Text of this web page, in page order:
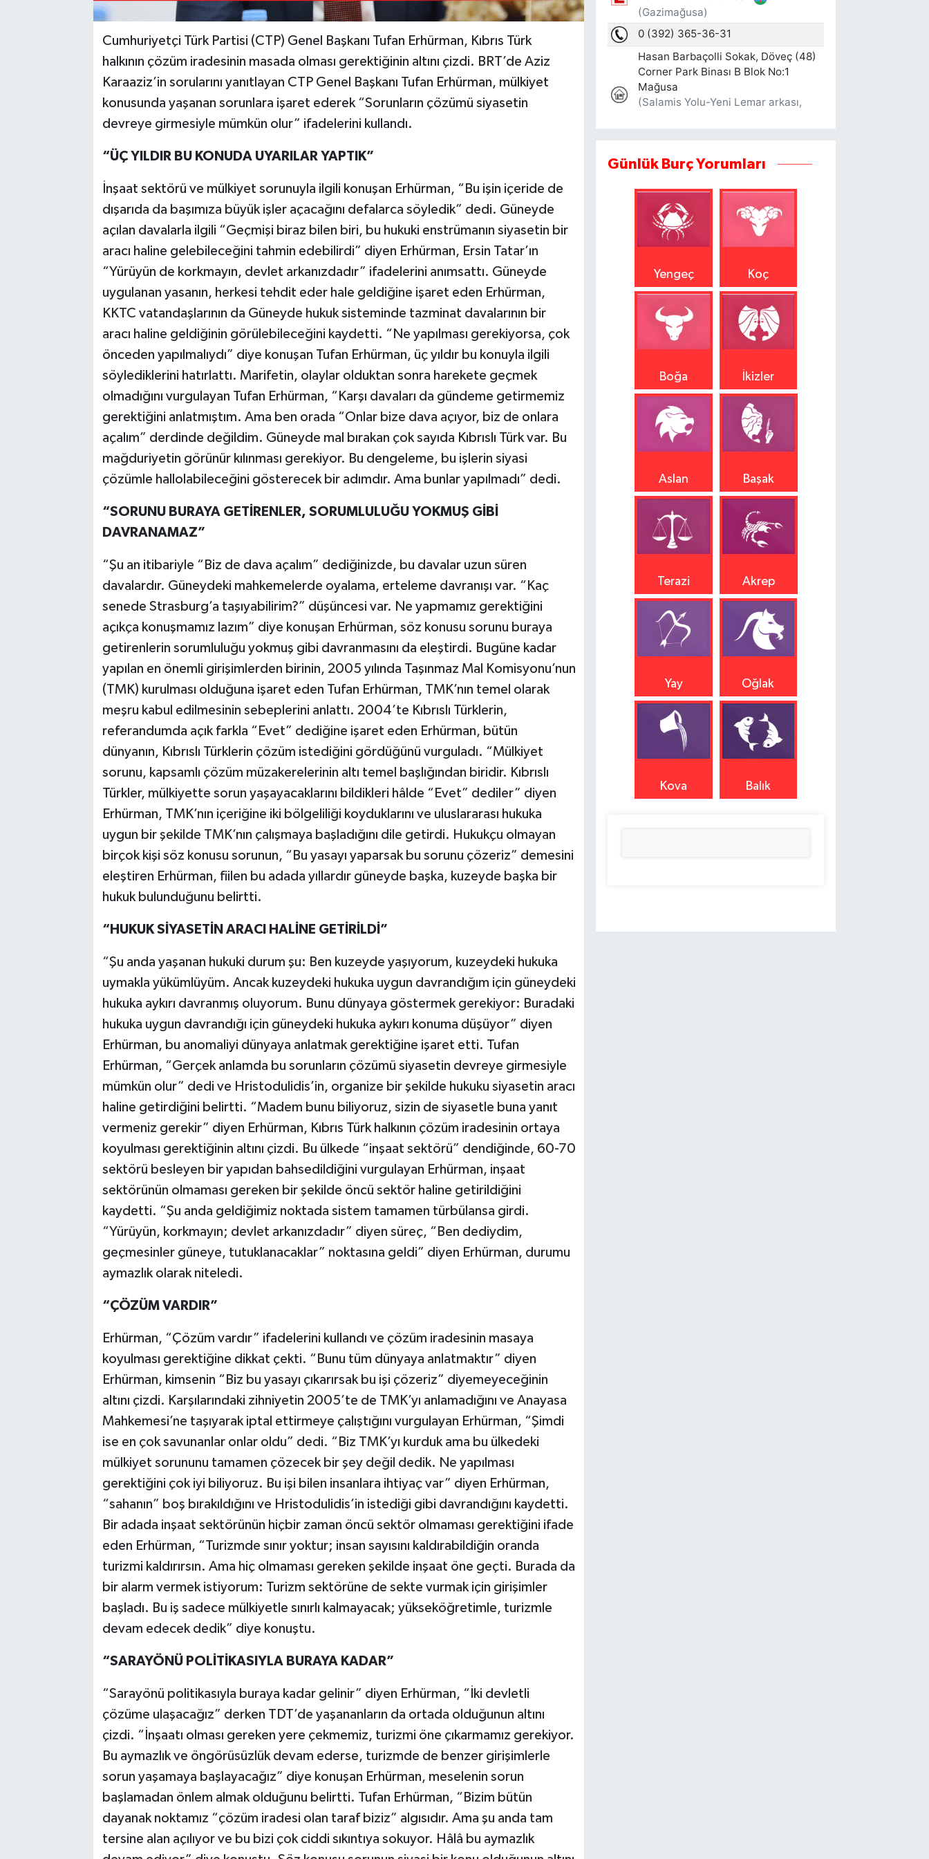
Cumhuriyetçi Türk Partisi (CTP) Genel Başkanı Tufan Erhürman, Kıbrıs Türk
halkının çözüm iradesinin masada olması gerektiğinin altını çizdi. BRT’de Aziz
Karaaziz’in sorularını yanıtlayan CTP Genel Başkanı Tufan Erhürman, mülkiyet
konusunda yaşanan sorunlara işaret ederek “Sorunların çözümü siyasetin
devreye girmesiyle mümkün olur” ifadelerini kullandı.
“ÜÇ YILDIR BU KONUDA UYARILAR YAPTIK”
İnşaat sektörü ve mülkiyet sorunuyla ilgili konuşan Erhürman, “Bu işin içeride de
dışarıda da başımıza büyük işler açacağını defalarca söyledik” dedi. Güneyde
açılan davalarla ilgili “Geçmişi biraz bilen biri, bu hukuki enstrümanın siyasetin bir
aracı haline gelebileceğini tahmin edebilirdi” diyen Erhürman, Ersin Tatar’ın
“Yürüyün de korkmayın, devlet arkanızdadır” ifadelerini anımsattı. Güneyde
uygulanan yasanın, herkesi tehdit eder hale geldiğine işaret eden Erhürman,
KKTC vatandaşlarının da Güneyde hukuk sisteminde tazminat davalarının bir
aracı haline geldiğinin görülebileceğini kaydetti. “Ne yapılması gerekiyorsa, çok
önceden yapılmalıydı” diye konuşan Tufan Erhürman, üç yıldır bu konuyla ilgili
söylediklerini hatırlattı. Marifetin, olaylar olduktan sonra harekete geçmek
olmadığını vurgulayan Tufan Erhürman, “Karşı davaları da gündeme getirmemiz
gerektiğini anlatmıştım. Ama ben orada “Onlar bize dava açıyor, biz de onlara
açalım” derdinde değildim. Güneyde mal bırakan çok sayıda Kıbrıslı Türk var. Bu
mağduriyetin görünür kılınması gerekiyor. Bu dengeleme, bu işlerin siyasi
çözümle hallolabileceğini gösterecek bir adımdır. Ama bunlar yapılmadı” dedi.
“SORUNU BURAYA GETİRENLER, SORUMLULUĞU YOKMUŞ GİBİ
DAVRANAMAZ”
“Şu an itibariyle “Biz de dava açalım” dediğinizde, bu davalar uzun süren
davalardır. Güneydeki mahkemelerde oyalama, erteleme davranışı var. “Kaç
senede Strasburg’a taşıyabilirim?” düşüncesi var. Ne yapmamız gerektiğini
açıkça konuşmamız lazım” diye konuşan Erhürman, söz konusu sorunu buraya
getirenlerin sorumluluğu yokmuş gibi davranmasını da eleştirdi. Bugüne kadar
yapılan en önemli girişimlerden birinin, 2005 yılında Taşınmaz Mal Komisyonu’nun
(TMK) kurulması olduğuna işaret eden Tufan Erhürman, TMK’nın temel olarak
meşru kabul edilmesinin sebeplerini anlattı. 2004’te Kıbrıslı Türklerin,
referandumda açık farkla “Evet” dediğine işaret eden Erhürman, bütün
dünyanın, Kıbrıslı Türklerin çözüm istediğini gördüğünü vurguladı. “Mülkiyet
sorunu, kapsamlı çözüm müzakerelerinin altı temel başlığından biridir. Kıbrıslı
Türkler, mülkiyette sorun yaşayacaklarını bildikleri hâlde “Evet” dediler” diyen
Erhürman, TMK’nın içeriğine iki bölgeliliği koyduklarını ve uluslararası hukuka
uygun bir şekilde TMK’nın çalışmaya başladığını dile getirdi. Hukukçu olmayan
birçok kişi söz konusu sorunun, “Bu yasayı yaparsak bu sorunu çözeriz” demesini
eleştiren Erhürman, fiilen bu adada yıllardır güneyde başka, kuzeyde başka bir
hukuk bulunduğunu belirtti.
“HUKUK SİYASETİN ARACI HALİNE GETİRİLDİ”
“Şu anda yaşanan hukuki durum şu: Ben kuzeyde yaşıyorum, kuzeydeki hukuka
uymakla yükümlüyüm. Ancak kuzeydeki hukuka uygun davrandığım için güneydeki
hukuka aykırı davranmış oluyorum. Bunu dünyaya göstermek gerekiyor: Buradaki
hukuka uygun davrandığı için güneydeki hukuka aykırı konuma düşüyor” diyen
Erhürman, bu anomaliyi dünyaya anlatmak gerektiğine işaret etti. Tufan
Erhürman, “Gerçek anlamda bu sorunların çözümü siyasetin devreye girmesiyle
mümkün olur” dedi ve Hristodulidis’in, organize bir şekilde hukuku siyasetin aracı
haline getirdiğini belirtti. “Madem bunu biliyoruz, sizin de siyasetle buna yanıt
vermeniz gerekir” diyen Erhürman, Kıbrıs Türk halkının çözüm iradesinin ortaya
koyulması gerektiğinin altını çizdi. Bu ülkede “inşaat sektörü” dendiğinde, 60-70
sektörü besleyen bir yapıdan bahsedildiğini vurgulayan Erhürman, inşaat
sektörünün olmaması gereken bir şekilde öncü sektör haline getirildiğini
kaydetti. “Şu anda geldiğimiz noktada sistem tamamen türbülansa girdi.
“Yürüyün, korkmayın; devlet arkanızdadır” diyen süreç, “Ben dediydim,
geçmesinler güneye, tutuklanacaklar” noktasına geldi” diyen Erhürman, durumu
aymazlık olarak niteledi.
“ÇÖZÜM VARDIR”
Erhürman, “Çözüm vardır” ifadelerini kullandı ve çözüm iradesinin masaya
koyulması gerektiğine dikkat çekti. “Bunu tüm dünyaya anlatmaktır” diyen
Erhürman, kimsenin “Biz bu yasayı çıkarırsak bu işi çözeriz” diyemeyeceğinin
altını çizdi. Karşılarındaki zihniyetin 2005’te de TMK’yı anlamadığını ve Anayasa
Mahkemesi’ne taşıyarak iptal ettirmeye çalıştığını vurgulayan Erhürman, “Şimdi
ise en çok savunanlar onlar oldu” dedi. “Biz TMK’yı kurduk ama bu ülkedeki
mülkiyet sorununu tamamen çözecek bir şey değil dedik. Ne yapılması
gerektiğini çok iyi biliyoruz. Bu işi bilen insanlara ihtiyaç var” diyen Erhürman,
“sahanın” boş bırakıldığını ve Hristodulidis’in istediği gibi davrandığını kaydetti.
Bir adada inşaat sektörünün hiçbir zaman öncü sektör olmaması gerektiğini ifade
eden Erhürman, “Turizmde sınır yoktur; insan sayısını kaldırabildiğin oranda
turizmi kaldırırsın. Ama hiç olmaması gereken şekilde inşaat öne geçti. Burada da
bir alarm vermek istiyorum: Turizm sektörüne de sekte vurmak için girişimler
başladı. Bu iş sadece mülkiyetle sınırlı kalmayacak; yükseköğretimle, turizmle
devam edecek dedik” diye konuştu.
“SARAYÖNÜ POLİTİKASIYLA BURAYA KADAR”
“Sarayönü politikasıyla buraya kadar gelinir” diyen Erhürman, “İki devletli
çözüme ulaşacağız” derken TDT’de yaşananların da ortada olduğunun altını
çizdi. “İnşaatı olması gereken yere çekmemiz, turizmi öne çıkarmamız gerekiyor.
Bu aymazlık ve öngörüsüzlük devam ederse, turizmde de benzer girişimlerle
sorun yaşamaya başlayacağız” diye konuşan Erhürman, meselenin sorun
başlamadan önlem almak olduğunu belirtti. Tufan Erhürman, “Bizim bütün
dayanak noktamız “çözüm iradesi olan taraf biziz” algısıdır. Ama şu anda tam
tersine alan açılıyor ve bu bizi çok ciddi sıkıntıya sokuyor. Hâlâ bu aymazlık
Günlük Burç Yorumları
Yengeç Koç
Boğa İkizler
Aslan Başak
Terazi Akrep
Yay Oğlak
Kova Balık